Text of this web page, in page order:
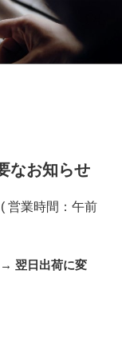
なお知らせ
( 営業時間：午前
翌日出荷に変